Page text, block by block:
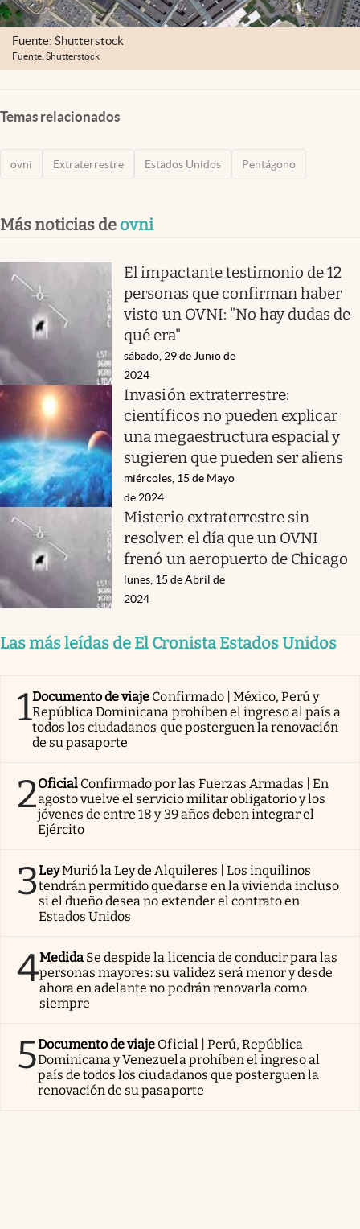
Fuente: Shutterstock
Fuente: Shutterstock
Temas relacionados
ovni Extraterrestre Estados Unidos Pentágono
Más noticias de ovni
El impactante testimonio de 12
personas que confirman haber
visto un OVNI: "No hay dudas de
qué era"
sábado, 29 de Junio de
2024
Invasión extraterrestre:
científicos no pueden explicar
una megaestructura espacial y
sugieren que pueden ser aliens
miércoles, 15 de Mayo
de 2024
Misterio extraterrestre sin
resolver: el día que un OVNI
frenó un aeropuerto de Chicago
lunes, 15 de Abril de
2024
Las más leídas de El Cronista Estados Unidos
1Documento de viaje Confirmado | México, Perú y
República Dominicana prohíben el ingreso al país a
todos los ciudadanos que posterguen la renovación
de su pasaporte
2Oficial Confirmado por las Fuerzas Armadas | En
agosto vuelve el servicio militar obligatorio y los
jóvenes de entre 18 y 39 años deben integrar el
Ejército
3LeyMurió la Ley de Alquileres | Los inquilinos
tendrán permitido quedarse en la vivienda incluso
si el dueño desea no extender el contrato en
Estados Unidos
4Medida Se despide la licencia de conducir para las
personas mayores: su validez será menor y desde
ahora en adelante no podrán renovarla como
siempre
5Documento de viaje Oficial | Perú, República
Dominicana y Venezuela prohíben el ingreso al
país de todos los ciudadanos que posterguen la
renovación de su pasaporte